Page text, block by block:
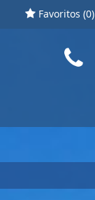
Favoritos (0)